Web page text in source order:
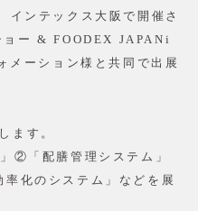
インテックス大阪で開催さ
ョー & FOODEX JAPANi
ーション様と共同で出展
ます。
②「配膳管理システム」
化のシステム」などを展